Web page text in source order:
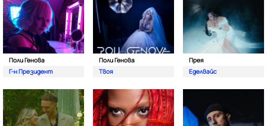
Поли Генова
Г-н Президент
Поли Генова
Твоя
Прея
Еделвайс